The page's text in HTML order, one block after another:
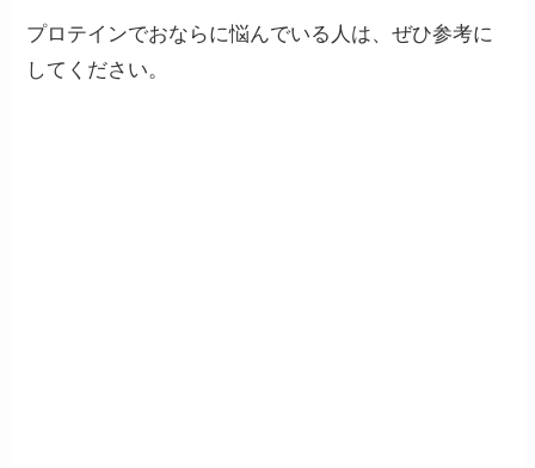
プロテインでおならに悩んでいる人は、ぜひ参考に
してください。